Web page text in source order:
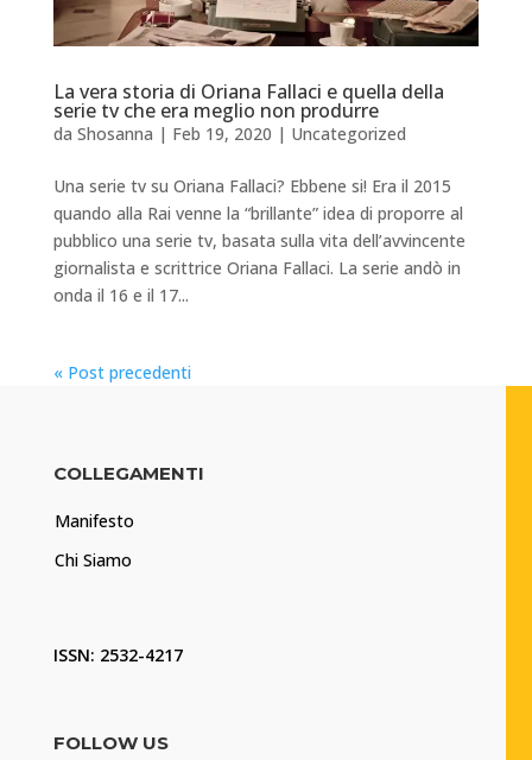
La vera storia di Oriana Fallaci e quella della
serie tv che era meglio non produrre
da Shosanna | Feb 19, 2020 | Uncategorized
Una serie tv su Oriana Fallaci? Ebbene si! Era il 2015
quando alla Rai venne la “brillante” idea di proporre al
pubblico una serie tv, basata sulla vita dell’avvincente
giornalista e scrittrice Oriana Fallaci. La serie andò in
onda il 16 e il 17...
« Post precedenti
COLLEGAMENTI
Manifesto
Chi Siamo
ISSN: 2532-4217
FOLLOW US